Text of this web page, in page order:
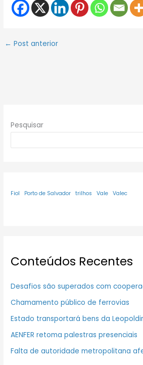
← Post anterior
Pesquisar
Fiol Porto de Salvador trilhos Vale Valec
Conteúdos Recentes
Desafios são superados com
Chamamento público de ferrovias
Estado transportará bens da
AENFER retoma palestras presenciais
Falta de autoridade metropolitana